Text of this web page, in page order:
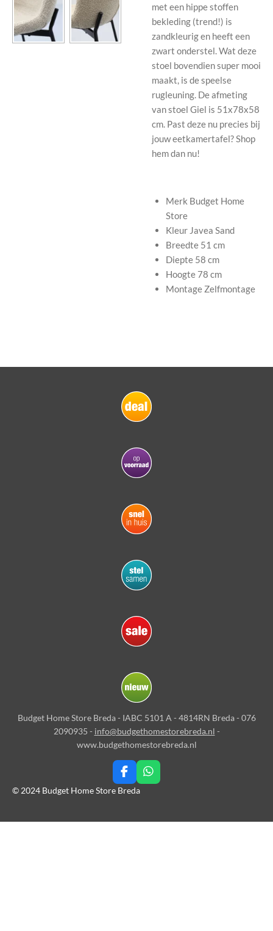
met een hippe stoffen
bekleding (trend!) is
zandkleurig en heeft een
zwart onderstel. Wat deze
stoel bovendien super mooi
maakt, is de speelse
rugleuning. De afmeting
van stoel Giel is 51x78x58
cm. Past deze nu precies bij
jouw eetkamertafel? Shop
hem dan nu!
Merk Budget Home
Store
Kleur Javea Sand
Breedte 51 cm
Diepte 58 cm
Hoogte 78 cm
Montage Zelfmontage
Budget Home Store Breda - IABC 5101 A - 4814RN Breda - 076
2090935 - info@budgethomestorebreda.nl -
www.budgethomestorebreda.nl
F
a
b
W
h
s
© 2024 Budget Home Store Breda